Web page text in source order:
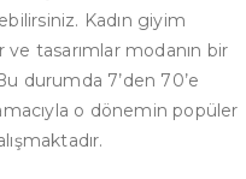
Kadın giyim
tasarımlar modanın bir
durumda 7’den 70’e
o dönemin popüler